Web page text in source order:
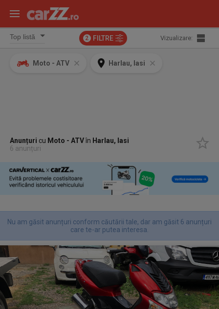
2 FILTRE Vizualizare:
Moto - ATV Harlau, Iasi
Anunțuri cu Moto - ATVîn Harlau, Iasi
6 anunțuri
Nu am găsit anunțuri conform căutării tale, dar am găsit 6 anunțuri
care te-ar putea interesa.